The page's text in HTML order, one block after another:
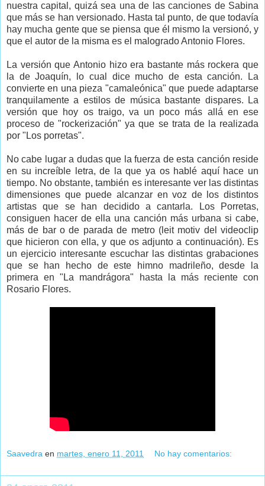
nuestra capital, quizá sea una de las canciones de Sabina
que más se han versionado. Hasta tal punto, de que todavía
hay mucha gente que se piensa que él mismo la versionó, y
que el autor de la misma es el malogrado Antonio Flores.
La versión que Antonio hizo era bastante más rockera que
la de Joaquín, lo cual dice mucho de esta canción. La
convierte en una pieza "camaleónica" que puede adaptarse
tranquilamente a estilos de música bastante dispares. La
versión que hoy os traigo, va un poco más allá en ese
proceso de "rockerización" ya que se trata de la realizada
por "Los porretas".
No cabe lugar a dudas que la fuerza de esta canción reside
en su increíble letra, de la que ya os hablé aquí hace un
tiempo. No obstante, también es interesante ver las distintas
dimensiones que puede alcanzar en voz de los distintos
artistas que se han decidido a cantarla. Los Porretas,
consiguen hacer de ella una canción más urbana si cabe,
más de bar o de parada de metro (leit motiv del videoclip
que hicieron con ella, y que os adjunto a continuación). Es
un ejercicio interesante escuchar las distintas grabaciones
que se han hecho de este himno madrileño, desde la
primera en "La mandrágora" hasta la más reciente con
Rosario Flores.
Saavedra en martes, enero 11, 2011 No hay comentarios: